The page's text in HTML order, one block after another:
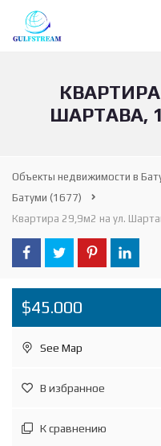
ШАРТАВА,
Объекты недвижимости в
Батуми (1677)
Квартира 29,9м2 на ул.
$45.000
See Map
В избранное
К сравнению